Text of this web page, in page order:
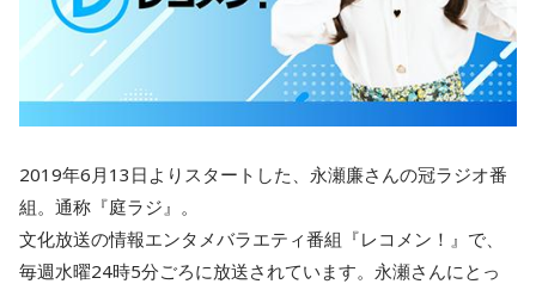
2019年6月13日よりスタートした、永瀬廉さんの冠ラジオ番
組。通称『庭ラジ』。
文化放送の情報エンタメバラエティ番組『レコメン！』で、
毎週水曜24時5分ごろに放送されています。永瀬さんにとっ